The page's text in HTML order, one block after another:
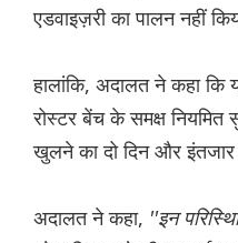
एडवाइज़री का पालन नहीं
हालांकि, अदालत ने कहा कि
रोस्टर बेंच के समक्ष नियमित
खुलने का दो दिन और इंतजार
अदालत ने कहा, ''इन